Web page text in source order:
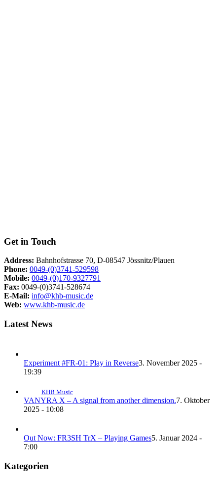
Get in Touch
Address: Bahnhofstrasse 70, D-08547 Jössnitz/Plauen
Phone: 0049-(0)3741-529598
Mobile: 0049-(0)170-9327791
Fax: 0049-(0)3741-528674
E-Mail: info@khb-music.de
Web: www.khb-music.de
Latest News
Experiment #FR-01: Play in Reverse3. November 2025 -
19:39
KHB Music
VANYRA X – A signal from another dimension.7. Oktober
2025 - 10:08
Out Now: FR3SH TrX – Playing Games5. Januar 2024 -
7:00
Kategorien